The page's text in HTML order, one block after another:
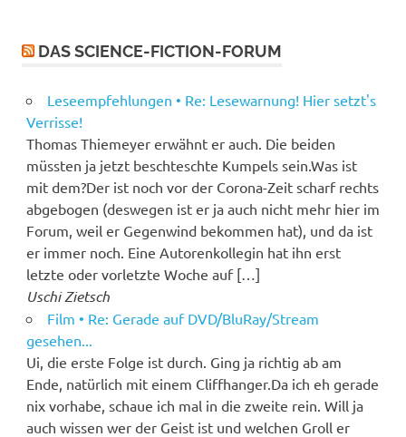
DAS SCIENCE-FICTION-FORUM
Leseempfehlungen • Re: Lesewarnung! Hier setzt's
Verrisse!
Thomas Thiemeyer erwähnt er auch. Die beiden
müssten ja jetzt beschteschte Kumpels sein.Was ist
mit dem?Der ist noch vor der Corona-Zeit scharf rechts
abgebogen (deswegen ist er ja auch nicht mehr hier im
Forum, weil er Gegenwind bekommen hat), und da ist
er immer noch. Eine Autorenkollegin hat ihn erst
letzte oder vorletzte Woche auf […]
Uschi Zietsch
Film • Re: Gerade auf DVD/BluRay/Stream
gesehen...
Ui, die erste Folge ist durch. Ging ja richtig ab am
Ende, natürlich mit einem Cliffhanger.Da ich eh gerade
nix vorhabe, schaue ich mal in die zweite rein. Will ja
auch wissen wer der Geist ist und welchen Groll er